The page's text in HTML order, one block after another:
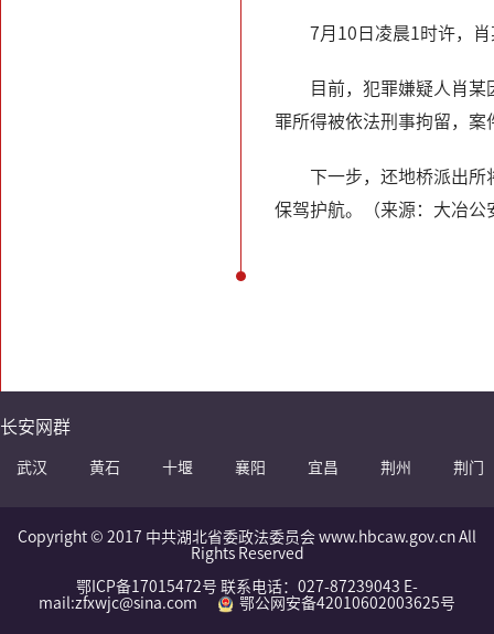
7月10日凌晨1时许，
目前，犯罪嫌疑人肖
罪所得被依法刑事拘留，案
下一步，还地桥派出
保驾护航。（来源：大冶公
长安网群
武汉 黄石 十堰 襄阳 宜昌 荆州 荆门
Copyright © 2017 中共湖北省委政法委员会 www.hbcaw.gov.cn All
Rights Reserved
鄂ICP备17015472号 联系电话：027-87239043 E-
mail:zfxwjc@sina.com
鄂公网安备42010602003625号